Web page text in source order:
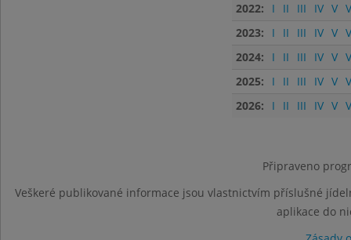
2022:
I II III IV V
2023:
I II III IV V
2024:
I II III IV V
2025:
I II III IV V
2026:
I II III IV V
Připraveno
Veškeré publikované informace jsou vlastnictvím příslušné
aplikace do